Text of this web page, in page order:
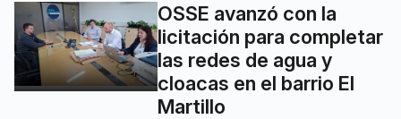
OSSE avanzó con la
licitación para completar
las redes de agua y
cloacas en el barrio El
Martillo